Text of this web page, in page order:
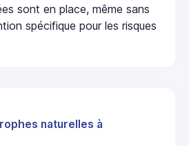
sont en place, même sans
spécifique pour les risques
naturelles à